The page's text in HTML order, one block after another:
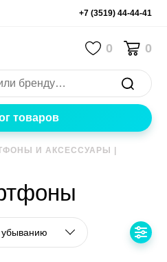
+7 (3519) 44-44-41
0 0
товаров
И АКСЕССУАРЫ
убыванию